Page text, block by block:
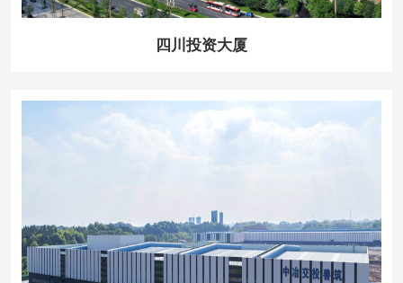
四川投资大厦